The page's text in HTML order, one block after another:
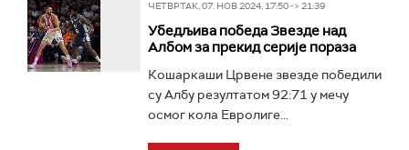
ЧЕТВРТАК, 07. НОВ 2024, 17:50 -> 21:39
Убедљива победа Звезде над
Албом за прекид серије пораза
Кошаркаши Црвене звезде победили
су Албу резултатом 92:71 у мечу
осмог кола Евролиге...